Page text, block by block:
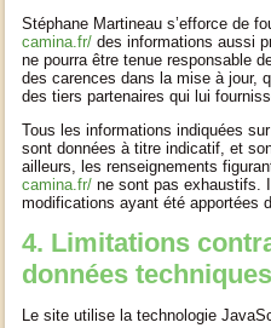
Stéphane Martineau s’efforce de
camina.fr/ des informations aussi
ne pourra être tenue responsable
des carences dans la mise à jour,
des tiers partenaires qui lui
Tous les informations indiquées
sont données à titre indicatif, et
ailleurs, les renseignements
camina.fr/ ne sont pas exhaustifs.
modifications ayant été apportées
4. Limitations
données
Le site utilise la technologie